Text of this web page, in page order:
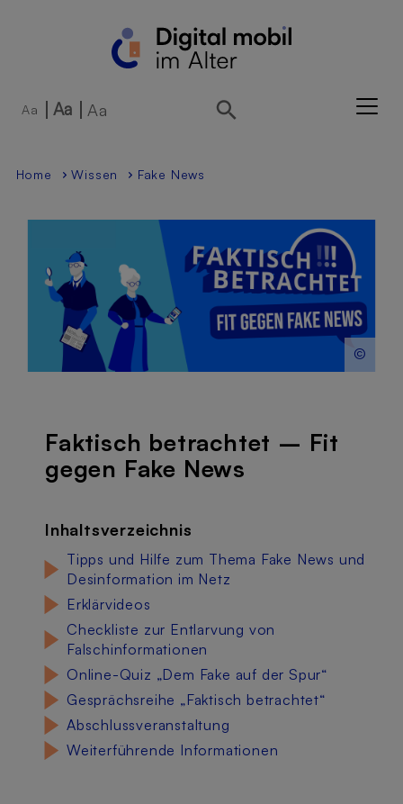
Direkt zur Hauptnavigation springen
Direkt zum Inhalt springen
Aa Aa Aa
Home Wissen Fake News
©
Faktisch betrachtet – Fit
gegen Fake News
Inhaltsverzeichnis
Tipps und Hilfe zum Thema Fake News und
Desinformation im Netz
Erklärvideos
Checkliste zur Entlarvung von
Falschinformationen
Online-Quiz „Dem Fake auf der Spur“
Gesprächsreihe „Faktisch betrachtet“
Abschlussveranstaltung
Weiterführende Informationen